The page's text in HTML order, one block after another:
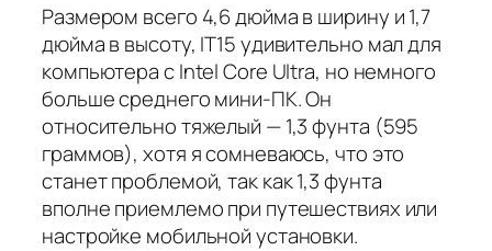
Размером всего 4,6 дюйма в ширину и 1,7
дюйма в высоту, IT15 удивительно мал для
компьютера с Intel Core Ultra, но немного
больше среднего мини-ПК. Он
относительно тяжелый — 1,3 фунта (595
граммов), хотя я сомневаюсь, что это
станет проблемой, так как 1,3 фунта
вполне приемлемо при путешествиях или
настройке мобильной установки.